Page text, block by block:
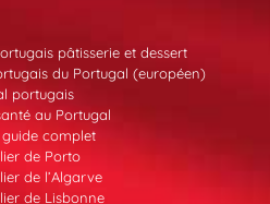
pâtisserie et dessert
du Portugal (européen)
portugais
au Portugal
complet
de Porto
de l’Algarve
de Lisbonne